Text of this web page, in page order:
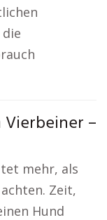
–
mehr, als
Zeit,
Hund